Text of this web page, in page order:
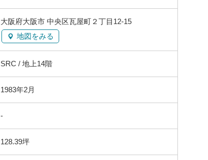
大阪府大阪市 中央区瓦屋町２丁目12-15
地図をみる
SRC / 地上14階
1983年2月
-
128.39坪